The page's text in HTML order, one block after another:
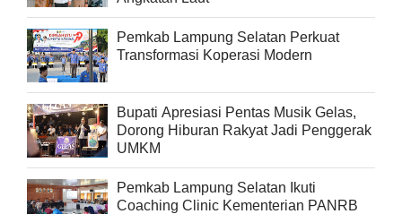
Pemkab Lampung Selatan Perkuat
Transformasi Koperasi Modern
Bupati Apresiasi Pentas Musik Gelas,
Dorong Hiburan Rakyat Jadi Penggerak
UMKM
Pemkab Lampung Selatan Ikuti
Coaching Clinic Kementerian PANRB